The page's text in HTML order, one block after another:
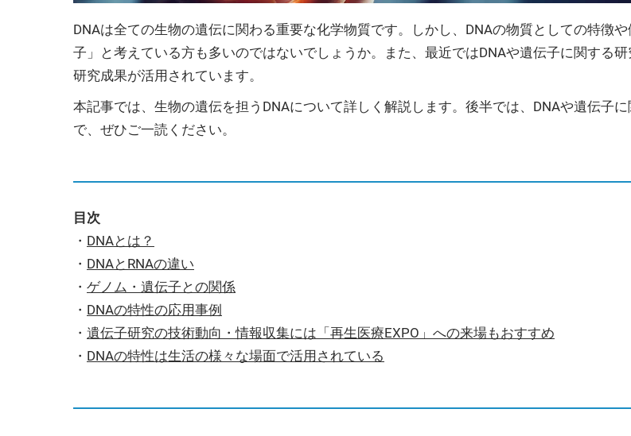
DNAは全ての生物の遺伝に関わる重要な化学物質です。しかし、DNAの物質としての特徴
子」と考えている方も多いのではないでしょうか。また、最近ではDNAや遺伝子に関する
研究成果が活用されています。
本記事では、生物の遺伝を担うDNAについて詳しく解説します。後半では、DNAや遺伝子
で、ぜひご一読ください。
目次
・ DNAとは？
・ DNAとRNAの違い
・ ゲノム・遺伝子との関係
・ DNAの特性の応用事例
・ 遺伝子研究の技術動向・情報収集には「再生医療EXPO」への来場もおすすめ
・ DNAの特性は生活の様々な場面で活用されている